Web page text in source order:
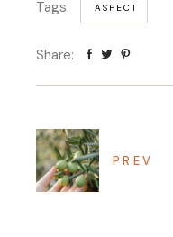
Tags: ASPECT
Share:
PREV